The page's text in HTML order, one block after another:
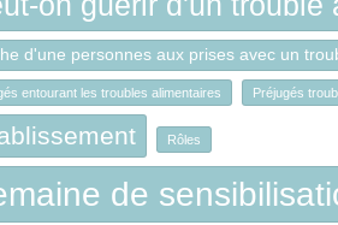
d'une personnes aux prises avec un
entourant les troubles alimentaires Préjugés
Rôles
de